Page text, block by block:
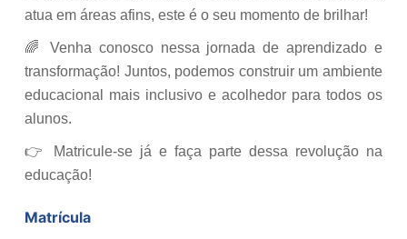
atua em áreas afins, este é o seu momento de brilhar!
🌈 Venha conosco nessa jornada de aprendizado e
transformação! Juntos, podemos construir um ambiente
educacional mais inclusivo e acolhedor para todos os
alunos.
👉 Matricule-se já e faça parte dessa revolução na
educação!
Matrícula